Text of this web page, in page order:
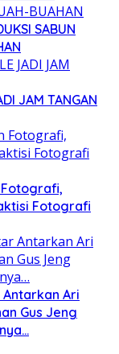
SABUN
JAM TANGAN
Fotografi,
Fotografi
Ari
Gus Jeng